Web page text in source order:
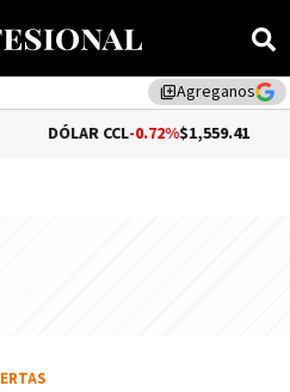
library_addAgreganos
-0.72%$1,559.41